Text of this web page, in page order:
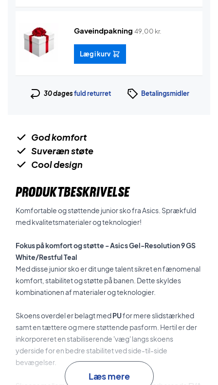
Gaveindpakning 49,00 kr.
Læg i kurv
30 dagesfuld returret Betalingsmidler
God komfort
Suveræn støte
Cool design
PRODUKTBESKRIVELSE
Komfortable og støttende junior sko fra Asics. Sprækfuld
med kvalitetsmaterialer og teknologier!
Fokus på komfort og støtte - Asics Gel-Resolution 9 GS
White/Restful Teal
Med disse junior sko er dit unge talent sikret en fænomenal
komfort, stabilitet og støtte på banen. Dette skyldes
kombinationen af materialer og teknologier.
Skoens overdel er belagt medPUfor mere slidstærkhed
samt en tættere og mere støttende pasform. Hertil er der
inkorporeret en stabiliserende 'væg' langs skoens
yderside for en bedre stabilitet ved side-til-side
bevægelser.
Læs mere